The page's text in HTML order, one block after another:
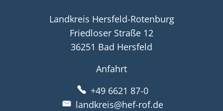
Landkreis Hersfeld-Rotenburg
Friedloser Straße 12
36251 Bad Hersfeld
Anfahrt
+49 6621 87-0
landkreis@hef-rof.de